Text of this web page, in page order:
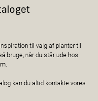
til valg af planter til
bruge, når du står ude hos
kan du altid kontakte vores